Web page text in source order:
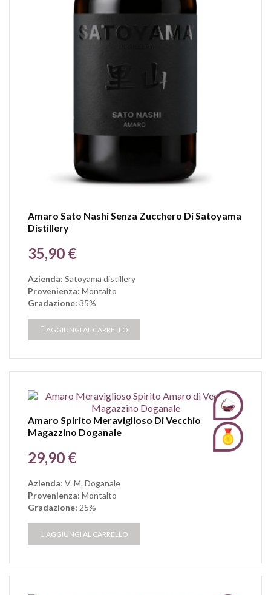
Amaro Sato Nashi Senza Zucchero Di Satoyama
Distillery
Prezzo
35,90 €
Azienda: Satoyama distillery
Provenienza: Montalto
Gradazione: 35%
AGGIUNGI AL CARRELLO
Amaro Spirito Meraviglioso Di Vecchio
Magazzino Doganale
Prezzo
29,90 €
Azienda: V. M. Doganale
Provenienza: Montalto
Gradazione: 25%
AGGIUNGI AL CARRELLO